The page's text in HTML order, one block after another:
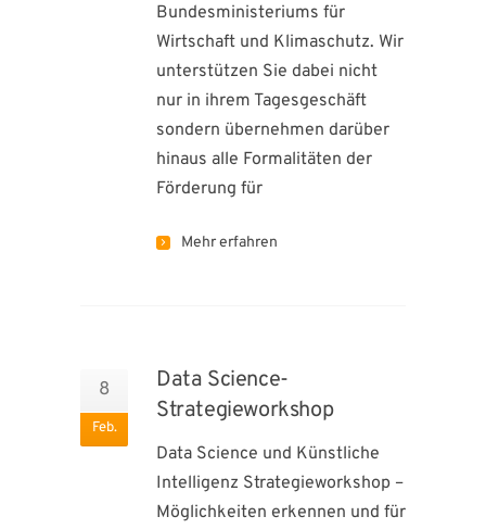
Bundesministeriums für
Wirtschaft und Klimaschutz. Wir
unterstützen Sie dabei nicht
nur in ihrem Tagesgeschäft
sondern übernehmen darüber
hinaus alle Formalitäten der
Förderung für
Mehr erfahren
8
Feb.
Data Science-
Strategieworkshop
Data Science und Künstliche
Intelligenz Strategieworkshop –
Möglichkeiten erkennen und für